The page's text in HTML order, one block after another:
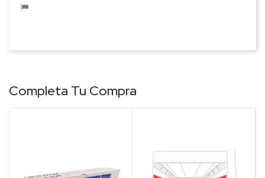
Completa Tu Compra